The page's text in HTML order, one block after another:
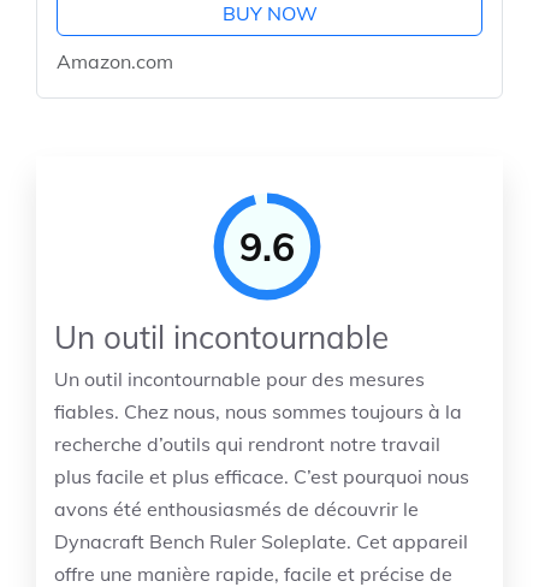
BUY NOW
Amazon.com
9.6
Un outil incontournable
Un outil incontournable pour des mesures
fiables. Chez nous, nous sommes toujours à la
recherche d’outils qui rendront notre travail
plus facile et plus efficace. C’est pourquoi nous
avons été enthousiasmés de découvrir le
Dynacraft Bench Ruler Soleplate. Cet appareil
offre une manière rapide, facile et précise de